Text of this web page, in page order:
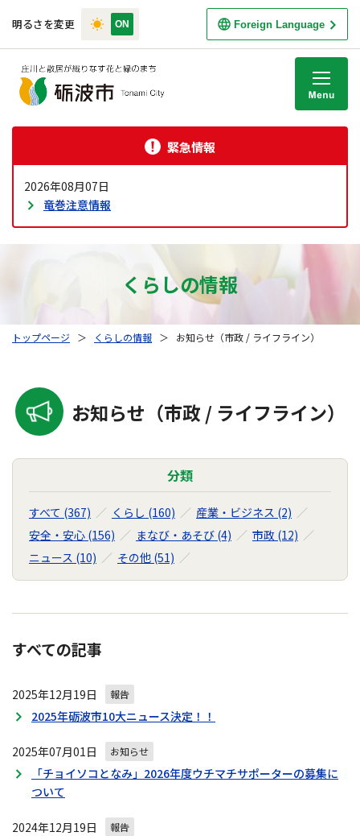
明るさを変更 Foreign Language
緊急情報
2026年08月07日
竜巻注意情報
くらしの情報
トップページ ＞ くらしの情報 ＞ お知らせ（市政 / ライフライン）
お知らせ（市政 / ライフライン）
分類
すべて (367) くらし (160)
産業・ビジネス (2)
安全・安心 (156)
まなび・あそび (4)
市政 (12)
ニュース (10)
その他 (51)
すべての記事
2025年12月19日 報告
2025年砺波市10大ニュース決定！！
2025年07月01日 お知らせ
「チョイソコとなみ」2026年度ウチマチサポーターの募集に
ついて
2024年12月19日 報告